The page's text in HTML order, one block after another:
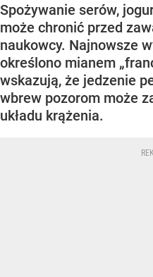
Spożywanie serów,
może chronić przed
naukowcy. Najnowsze
określono mianem
wskazują, że jedzenie
wbrew pozorom może
układu krążenia.